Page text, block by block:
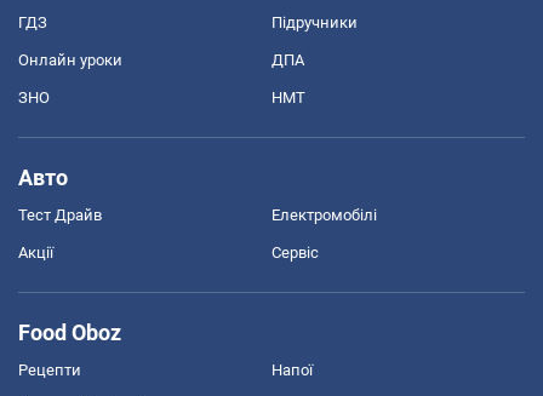
ГДЗ Підручники
Онлайн уроки ДПА
ЗНО НМТ
Авто
Тест Драйв Електромобілі
Акції Сервіс
Food Oboz
Рецепти Напої